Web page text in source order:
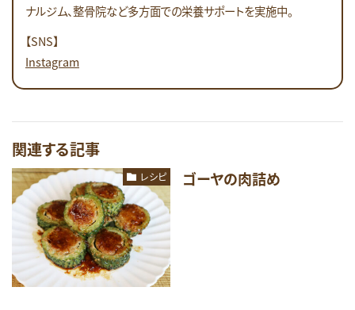
ナルジム、整骨院など多方面での栄養サポートを実施中。
【SNS】
Instagram
関連する記事
レシピ ゴーヤの肉詰め